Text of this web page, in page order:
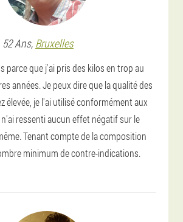
52 Ans, Bruxelles
parce que j'ai pris des kilos en trop au
années. Je peux dire que la qualité des
élevée, je l'ai utilisé conformément aux
ressenti aucun effet négatif sur le
Tenant compte de la composition
minimum de contre-indications.